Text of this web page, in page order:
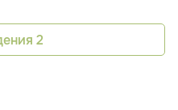
2